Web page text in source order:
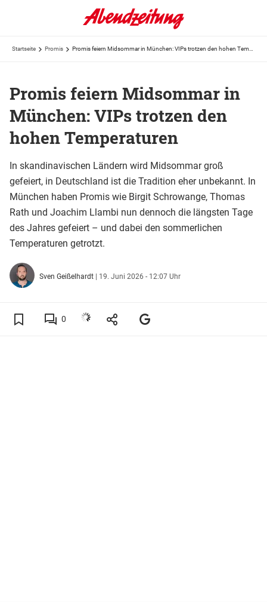
Startseite Promis
Promis feiern Midsommar in
München: VIPs trotzen den
hohen Temperaturen
In skandinavischen Ländern wird Midsommar groß
gefeiert, in Deutschland ist die Tradition eher unbekannt. In
München haben Promis wie Birgit Schrowange, Thomas
Rath und Joachim Llambi nun dennoch die längsten Tage
des Jahres gefeiert – und dabei den sommerlichen
Temperaturen getrotzt.
Sven Geißelhardt | 19. Juni 2026 - 12:07 Uhr
0